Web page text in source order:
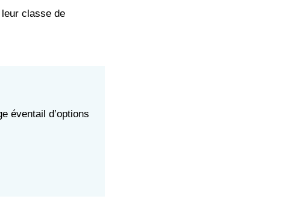
classe de
éventail d’options